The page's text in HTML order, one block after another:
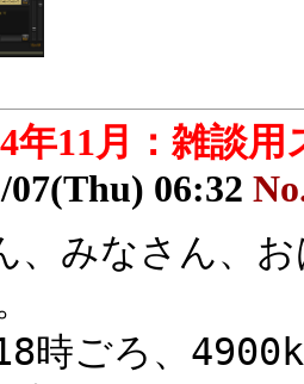
年11月：雑談
07(Thu) 06:32
、みなさん、
時ごろ、